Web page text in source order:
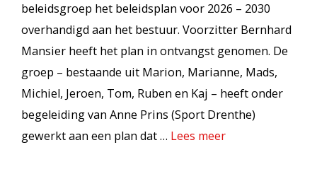
beleidsgroep het beleidsplan voor 2026 – 2030
overhandigd aan het bestuur. Voorzitter Bernhard
Mansier heeft het plan in ontvangst genomen. De
groep – bestaande uit Marion, Marianne, Mads,
Michiel, Jeroen, Tom, Ruben en Kaj – heeft onder
begeleiding van Anne Prins (Sport Drenthe)
gewerkt aan een plan dat … Lees meer